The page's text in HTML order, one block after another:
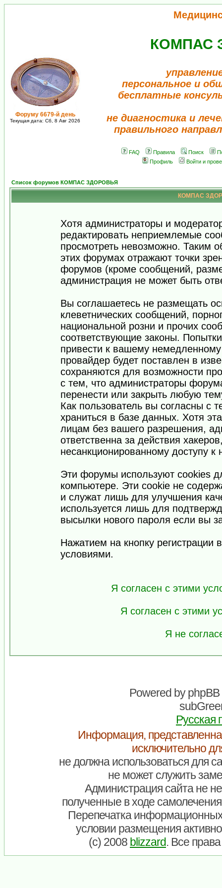
Форуму 6679-й день
Текущая дата: Сб, 8 Авг 2026
КОМПАС
персональное и
бесплатные
не диагностика и
правильного
FAQ Правила Поиск
Профиль
Войти и
Список форумов КОМПАС ЗДОРОВЬЯ
КОМПАС
Хотя администраторы и
редактировать неприемлемые
просмотреть невозможно. Таким
этих форумах отражают точки
форумов (кроме сообщений,
администрация не может быть
Вы соглашаетесь не размещать
клеветнических сообщений,
национальной розни и прочих
соответствующие законы.
привести к вашему
провайдер будет поставлен в
сохраняются для возможности
с тем, что администраторы
перенести или закрыть любую
Как пользователь вы согласны с
храниться в базе данных. Хотя
лицам без вашего разрешения,
ответственна за действия
несанкционированному доступу к
Эти форумы используют cookies
компьютере. Эти cookie не
и служат лишь для улучшения
используется лишь для
высылки нового пароля если вы
Нажатием на кнопку регистрации
условиями.
Я согласен с этими
Я согласен с этими
Я не
Powered byphpBB
Русская
Информация,
исключительно
не должна использоваться для
не может служить
Администрация сайта не
полученные в ходе
Перепечатка
условии размещения
(c) 2008 blizzard. Все